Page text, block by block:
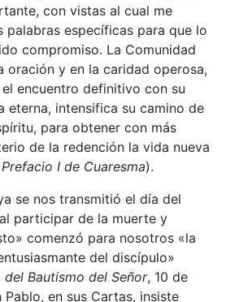
con vistas al cual me
palabras específicas para que lo
compromiso. La Comunidad
oración y en la caridad operosa,
encuentro definitivo con su
eterna, intensifica su camino de
para obtener con más
de la redención la vida nueva
Prefacio I de Cuaresma).
se nos transmitió el día del
participar de la muerte y
comenzó para nosotros «la
del discípulo»
Bautismo del Señor, 10 de
Pablo, en sus Cartas, insiste